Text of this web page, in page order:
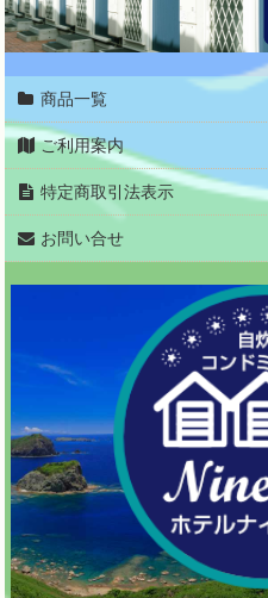
商品一覧
ご利用案内
特定商取引法表示
お問い合せ